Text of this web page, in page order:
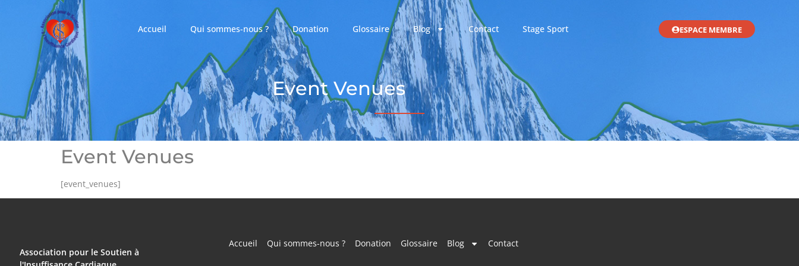
Accueil Qui sommes-nous ? Donation Glossaire Blog Contact Stage Sport ESPACE MEMBRE
Event Venues
Event Venues
[event_venues]
Association pour le Soutien à
Accueil Qui sommes-nous ? Donation Glossaire Blog Contact